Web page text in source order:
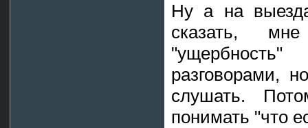
Ну а на
сказать,
разговорами,
слушать.
понимать "что